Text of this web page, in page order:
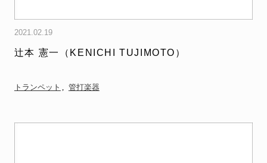
2021.02.19
辻本 憲一（KENICHI TUJIMOTO）
トランペット 管打楽器